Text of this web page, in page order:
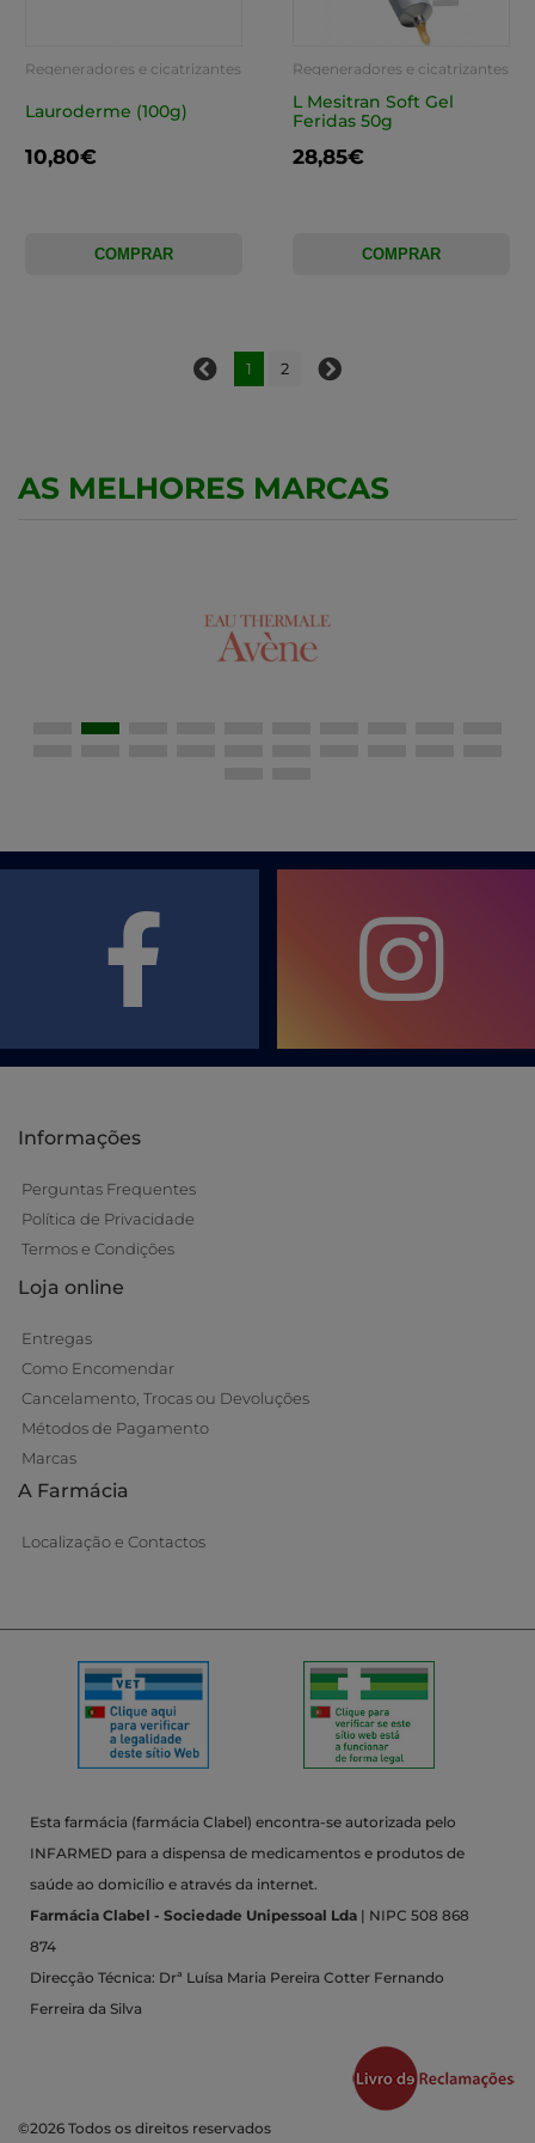
Regeneradores e cicatrizantes
Lauroderme (100g)
10,80€
COMPRAR
Regeneradores e cicatrizantes
L Mesitran Soft Gel
Feridas 50g
28,85€
COMPRAR
1 2
AS MELHORES MARCAS
Informações
Perguntas Frequentes
Política de Privacidade
Termos e Condições
Loja online
Entregas
Como Encomendar
Cancelamento, Trocas ou Devoluções
Métodos de Pagamento
Marcas
A Farmácia
Localização e Contactos
Esta farmácia (farmácia Clabel) encontra-se autorizada pelo
INFARMED para a dispensa de medicamentos e produtos de
saúde ao domicílio e através da internet.
Farmácia Clabel - Sociedade Unipessoal Lda | NIPC 508 868
874
Direcção Técnica: Drª Luísa Maria Pereira Cotter Fernando
Ferreira da Silva
©2026 Todos os direitos reservados